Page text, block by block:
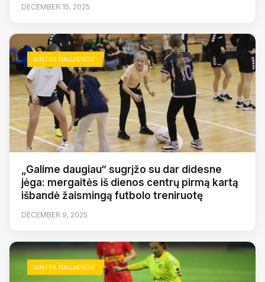
DECEMBER 15, 2025
GINTRA NAUJIENOS
„Galime daugiau“ sugrįžo su dar didesne
jėga: mergaitės iš dienos centrų pirmą kartą
išbandė žaismingą futbolo treniruotę
DECEMBER 9, 2025
GINTRA NAUJIENOS